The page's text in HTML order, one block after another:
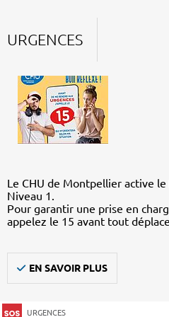
URGENCES
Le CHU de Montpellier active
Niveau 1.
Pour garantir une prise en
appelez le 15 avant tout
EN SAVOIR PLUS
URGENCES